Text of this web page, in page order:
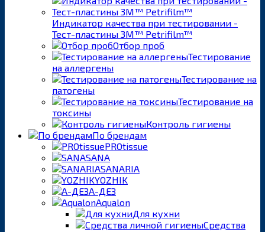
Индикатор качества при тестировании -
Тест-пластины 3M™ Petrifilm™
Отбор проб
Тестирование
на аллергены
Тестирование на
патогены
Тестирование на
токсины
Контроль гигиены
По брендам
PROtissue
SANA
SANARIA
YOZHIK
А-ДЕЗ
Aqualon
Для кухни
Средства